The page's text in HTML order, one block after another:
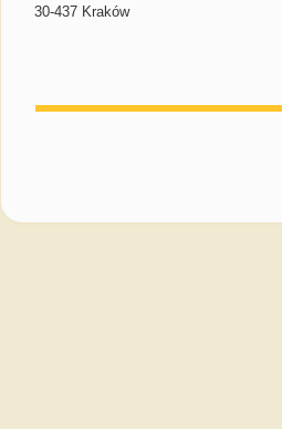
30-437 Kraków